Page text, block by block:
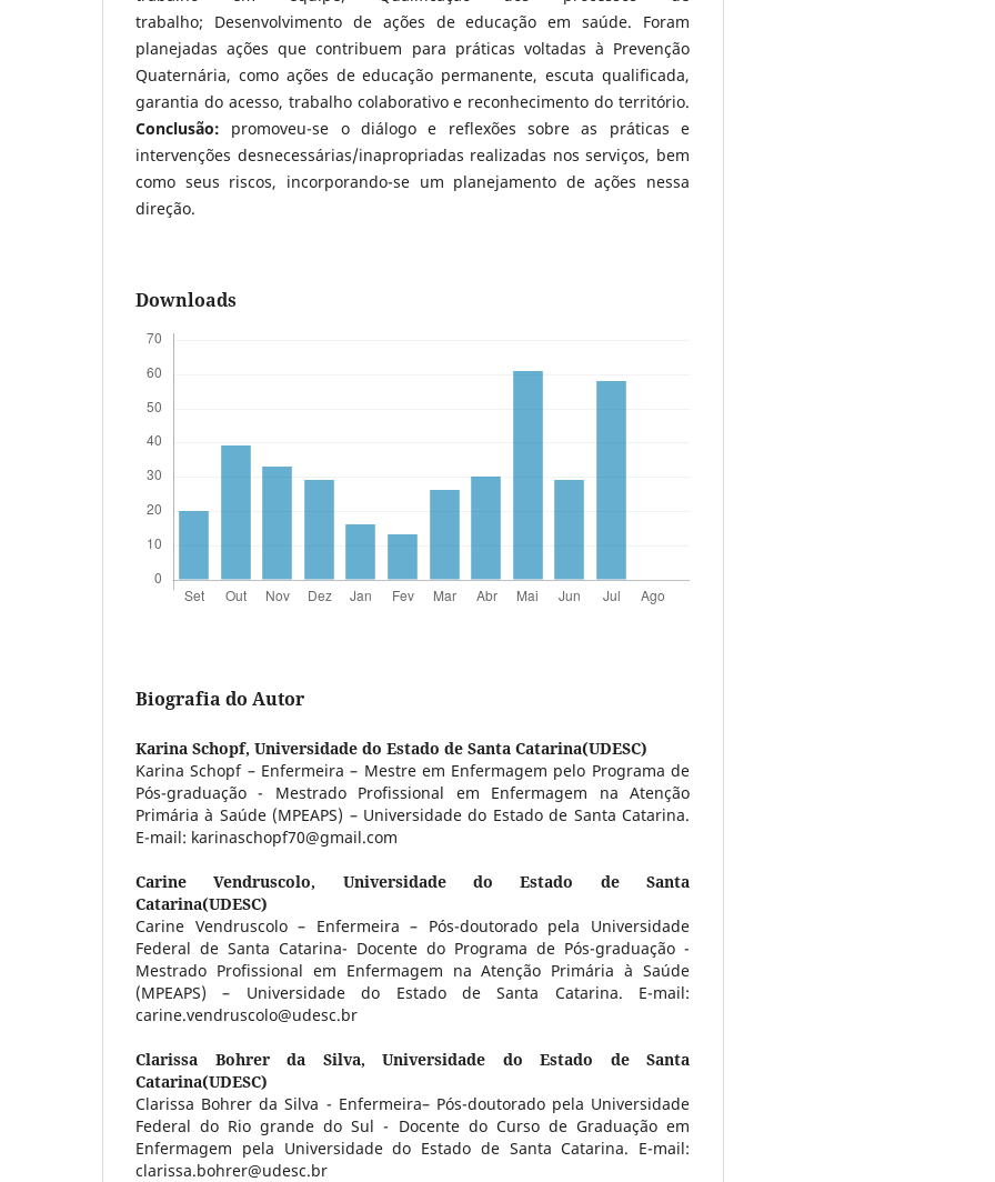
trabalho; Desenvolvimento de ações de educação em saúde. Foram
planejadas ações que contribuem para práticas voltadas à Prevenção
Quaternária, como ações de educação permanente, escuta qualificada,
garantia do acesso, trabalho colaborativo e reconhecimento do território.
Conclusão: promoveu-se o diálogo e reflexões sobre as práticas e
intervenções desnecessárias/inapropriadas realizadas nos serviços, bem
como seus riscos, incorporando-se um planejamento de ações nessa
direção.
Downloads
Biografia do Autor
Karina Schopf, Universidade do Estado de Santa Catarina(UDESC)
Karina Schopf – Enfermeira – Mestre em Enfermagem pelo Programa de
Pós-graduação - Mestrado Profissional em Enfermagem na Atenção
Primária à Saúde (MPEAPS) – Universidade do Estado de Santa Catarina.
E-mail: karinaschopf70@gmail.com
Carine Vendruscolo, Universidade do Estado de Santa
Catarina(UDESC)
Carine Vendruscolo – Enfermeira – Pós-doutorado pela Universidade
Federal de Santa Catarina- Docente do Programa de Pós-graduação -
Mestrado Profissional em Enfermagem na Atenção Primária à Saúde
(MPEAPS) – Universidade do Estado de Santa Catarina. E-mail:
carine.vendruscolo@udesc.br
Clarissa Bohrer da Silva, Universidade do Estado de Santa
Catarina(UDESC)
Clarissa Bohrer da Silva - Enfermeira– Pós-doutorado pela Universidade
Federal do Rio grande do Sul - Docente do Curso de Graduação em
Enfermagem pela Universidade do Estado de Santa Catarina. E-mail:
clarissa.bohrer@udesc.br